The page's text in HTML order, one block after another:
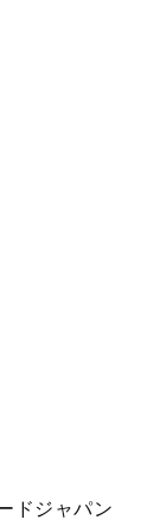
ドジャパン